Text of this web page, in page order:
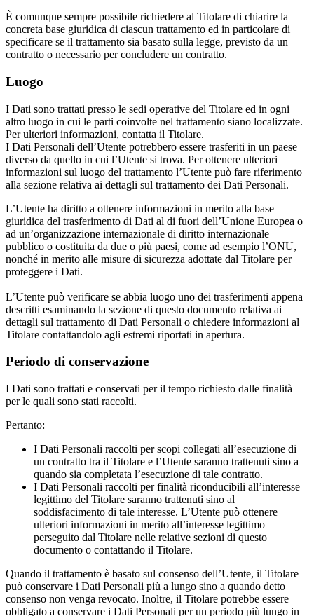
È comunque sempre possibile richiedere al Titolare di chiarire la
concreta base giuridica di ciascun trattamento ed in particolare di
specificare se il trattamento sia basato sulla legge, previsto da un
contratto o necessario per concludere un contratto.
Luogo
I Dati sono trattati presso le sedi operative del Titolare ed in ogni
altro luogo in cui le parti coinvolte nel trattamento siano localizzate.
Per ulteriori informazioni, contatta il Titolare.
I Dati Personali dell’Utente potrebbero essere trasferiti in un paese
diverso da quello in cui l’Utente si trova. Per ottenere ulteriori
informazioni sul luogo del trattamento l’Utente può fare riferimento
alla sezione relativa ai dettagli sul trattamento dei Dati Personali.
L’Utente ha diritto a ottenere informazioni in merito alla base
giuridica del trasferimento di Dati al di fuori dell’Unione Europea o
ad un’organizzazione internazionale di diritto internazionale
pubblico o costituita da due o più paesi, come ad esempio l’ONU,
nonché in merito alle misure di sicurezza adottate dal Titolare per
proteggere i Dati.
L’Utente può verificare se abbia luogo uno dei trasferimenti appena
descritti esaminando la sezione di questo documento relativa ai
dettagli sul trattamento di Dati Personali o chiedere informazioni al
Titolare contattandolo agli estremi riportati in apertura.
Periodo di conservazione
I Dati sono trattati e conservati per il tempo richiesto dalle finalità
per le quali sono stati raccolti.
Pertanto:
I Dati Personali raccolti per scopi collegati all’esecuzione di
un contratto tra il Titolare e l’Utente saranno trattenuti sino a
quando sia completata l’esecuzione di tale contratto.
I Dati Personali raccolti per finalità riconducibili all’interesse
legittimo del Titolare saranno trattenuti sino al
soddisfacimento di tale interesse. L’Utente può ottenere
ulteriori informazioni in merito all’interesse legittimo
perseguito dal Titolare nelle relative sezioni di questo
documento o contattando il Titolare.
Quando il trattamento è basato sul consenso dell’Utente, il Titolare
può conservare i Dati Personali più a lungo sino a quando detto
consenso non venga revocato. Inoltre, il Titolare potrebbe essere
obbligato a conservare i Dati Personali per un periodo più lungo in